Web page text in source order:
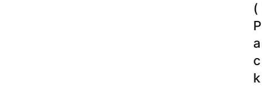
(
P
a
c
k